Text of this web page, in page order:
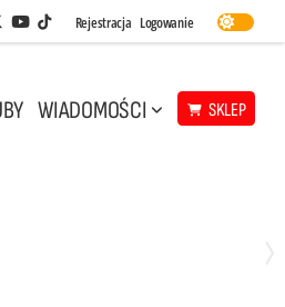
Siatkarskie Ligi
Twitter
Youtube
TikTok
Rejestracja Logowanie
WIADOMOŚCI SKLEP